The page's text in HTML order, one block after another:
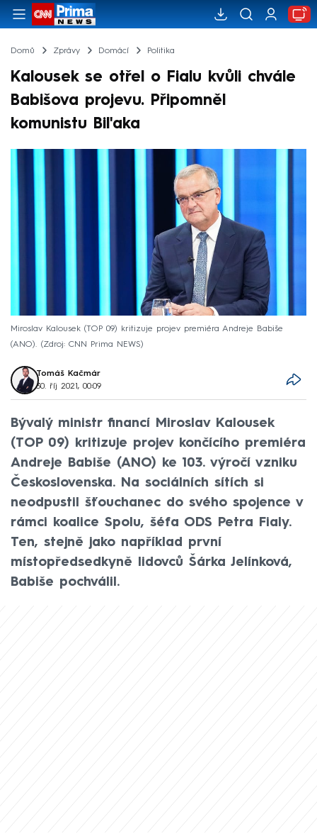
Domů Zprávy Domácí Politika
Kalousek se otřel o Fialu kvůli chvále
Babišova projevu. Připomněl
komunistu Bil'aka
Miroslav Kalousek (TOP 09) kritizuje projev premiéra Andreje Babiše
(ANO).
Zdroj: CNN Prima NEWS
Tomáš Kačmár
30. říj 2021, 00:09
Bývalý ministr financí Miroslav Kalousek
(TOP 09) kritizuje projev končícího premiéra
Andreje Babiše (ANO) ke 103. výročí vzniku
Československa. Na sociálních sítích si
neodpustil šťouchanec do svého spojence v
rámci koalice Spolu, šéfa ODS Petra Fialy.
Ten, stejně jako například první
místopředsedkyně lidovců Šárka Jelínková,
Babiše pochválil.